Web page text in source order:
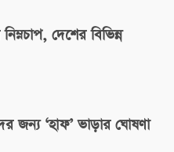
দেশের বিভিন্ন
জন্য ‘হাফ’ ভাড়ার ঘোষণা